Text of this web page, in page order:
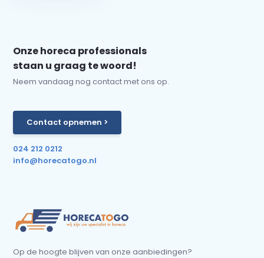
Onze horeca professionals
staan u graag te woord!
Neem vandaag nog contact met ons op.
Contact opnemen >
024 212 0212
info@horecatogo.nl
Op de hoogte blijven van onze aanbiedingen?